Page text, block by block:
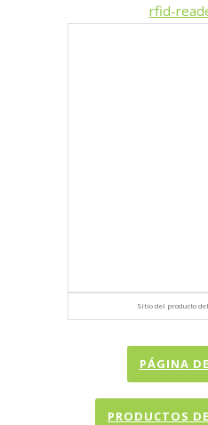
rfid-
Sitio del producto
PÁGINA
PRODUCTOS